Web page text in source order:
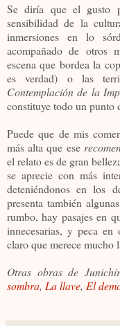
Se diría que el gusto
sensibilidad de la
inmersiones en lo
acompañado de otros
escena que bordea la
es verdad) o las
Contemplación de la
constituye todo un punto
Puede que de mis
más alta que ese
el relato es de gran
se aprecie con más
deteniéndonos en los
presenta también
rumbo, hay pasajes en
innecesarias, y peca en
claro que merece mucho
Otras obras de
sombra, La llave, El